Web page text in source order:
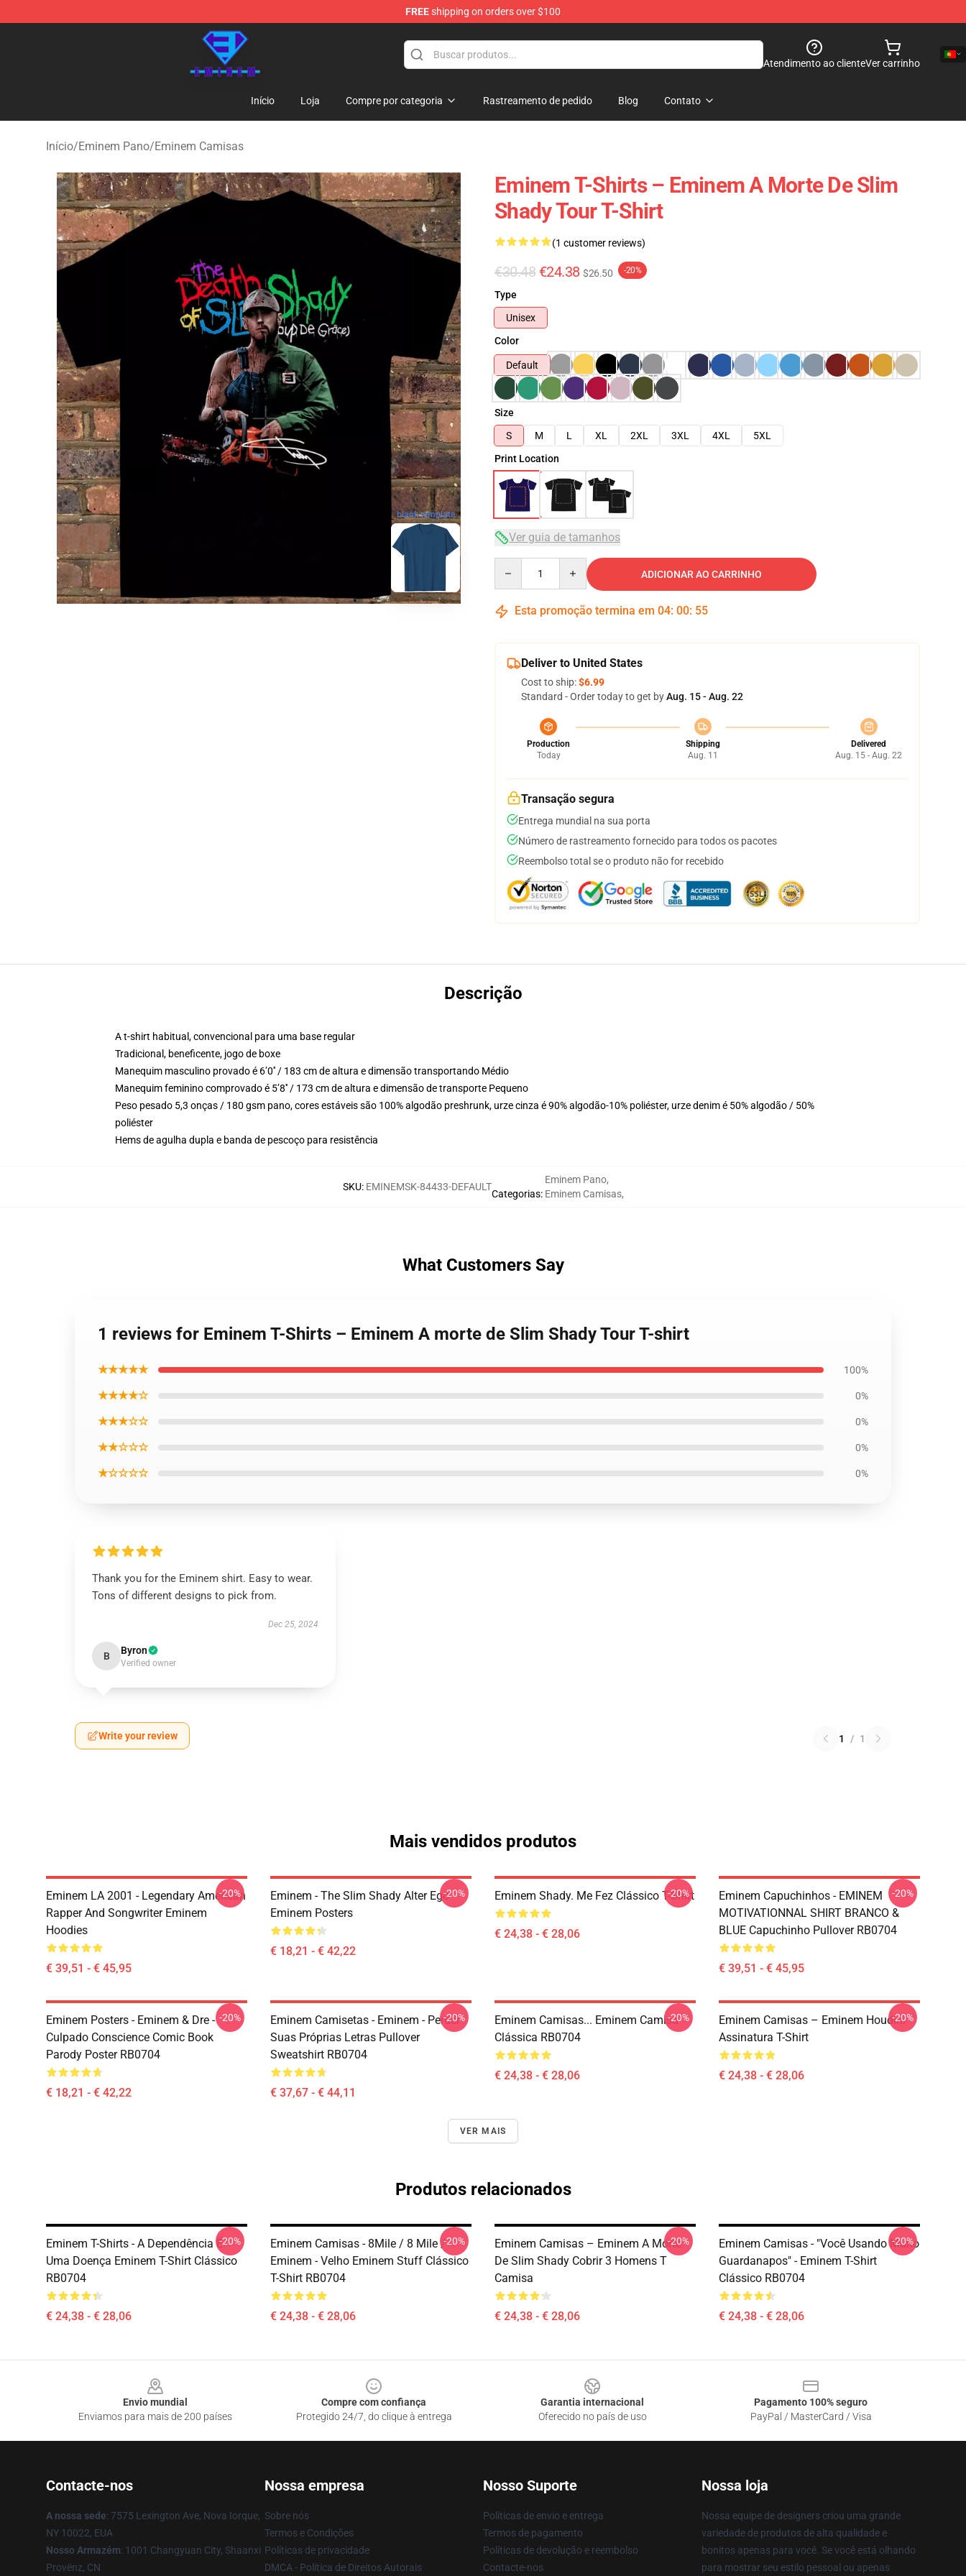
FREEshipping on orders over $100
Eminem Store - Official Eminem Merchandise Shop
Atendimento ao clienteVer carrinho
Início Loja Compre por categoria Rastreamento de pedido Blog Contato
Início/Eminem Pano/Eminem Camisas
blank template
Eminem T-Shirts – Eminem A Morte De Slim
Shady Tour T-Shirt
(1 customer reviews)
€30.48 €24.38 $26.50 -20%
Type
Unisex
Color
Default
Size
S
M L XL 2XL 3XL 4XL
5XL
Print Location
Ver guia de tamanhos
ADICIONAR AO CARRINHO
Esta promoção termina em 04: 00: 54
Deliver to United States
Cost to ship:$6.99
Standard - Order today to get byAug. 15 - Aug. 22
Production
Today
Shipping
Aug. 11
Delivered
Aug. 15 - Aug. 22
Transação segura
Entrega mundial na sua porta
Número de rastreamento fornecido para todos os pacotes
Reembolso total se o produto não for recebido
Descrição
A t-shirt habitual, convencional para uma base regular
Tradicional, beneficente, jogo de boxe
Manequim masculino provado é 6’0′′ / 183 cm de altura e dimensão transportando Médio
Manequim feminino comprovado é 5’8′′ / 173 cm de altura e dimensão de transporte Pequeno
Peso pesado 5,3 onças / 180 gsm pano, cores estáveis são 100% algodão preshrunk, urze cinza é 90% algodão-10% poliéster, urze denim é 50% algodão / 50%
poliéster
Hems de agulha dupla e banda de pescoço para resistência
SKU: EMINEMSK-84433-DEFAULT
Categorias:
Eminem Pano,
Eminem Camisas,
What Customers Say
1 reviews for Eminem T-Shirts – Eminem A morte de Slim Shady Tour T-shirt
★★★★★ 100%
★★★★☆ 0%
★★★☆☆ 0%
★★☆☆☆ 0%
★☆☆☆☆ 0%
Thank you for the Eminem shirt. Easy to wear.
Tons of different designs to pick from.
Dec 25, 2024
B Byron
Verified owner
Write your review 1 / 1
Mais vendidos produtos
Eminem LA 2001 - Legendary American
Rapper And Songwriter Eminem
Hoodies
€ 39,51 - € 45,95
-20%
Eminem - The Slim Shady Alter Ego
Eminem Posters
€ 18,21 - € 42,22
-20% Eminem Shady. Me Fez Clássico T-Shirt
€ 24,38 - € 28,06
-20%
Eminem Capuchinhos - EMINEM
MOTIVATIONNAL SHIRT BRANCO &
BLUE Capuchinho Pullover RB0704
€ 39,51 - € 45,95
-20%
Eminem Posters - Eminem & Dre -
Culpado Conscience Comic Book
Parody Poster RB0704
€ 18,21 - € 42,22
-20%
Eminem Camisetas - Eminem - Perder
Suas Próprias Letras Pullover
Sweatshirt RB0704
€ 37,67 - € 44,11
-20%
Eminem Camisas... Eminem Camisa
Clássica RB0704
€ 24,38 - € 28,06
-20%
Eminem Camisas – Eminem Houdini
Assinatura T-Shirt
€ 24,38 - € 28,06
-20%
VER MAIS
Produtos relacionados
Eminem T-Shirts - A Dependência É
Uma Doença Eminem T-Shirt Clássico
RB0704
€ 24,38 - € 28,06
-20%
Eminem Camisas - 8Mile / 8 Mile /
Eminem - Velho Eminem Stuff Clássico
T-Shirt RB0704
€ 24,38 - € 28,06
-20%
Eminem Camisas – Eminem A Morte
De Slim Shady Cobrir 3 Homens T
Camisa
€ 24,38 - € 28,06
-20%
Eminem Camisas - "Você Usando Muito
Guardanapos" - Eminem T-Shirt
Clássico RB0704
€ 24,38 - € 28,06
-20%
Envio mundial
Enviamos para mais de 200 países
Compre com confiança
Protegido 24/7, do clique à entrega
Garantia internacional
Oferecido no país de uso
Pagamento 100% seguro
PayPal / MasterCard / Visa
Contacte-nos
A nossa sede: 7575 Lexington Ave, Nova Iorque,
NY 10022, EUA
Nosso Armazém: 1001 Changyuan City, Shaanxi
Provënz, CN
Nossa empresa
Sobre nós
Termos e Condições
Políticas de privacidade
DMCA - Política de Direitos Autorais
Nosso Suporte
Políticas de envio e entrega
Termos de pagamento
Políticas de devolução e reembolso
Contacte-nos
Nossa loja
Nossa equipe de designers criou uma grande
variedade de produtos de alta qualidade e
bonitos apenas para você. Se você está olhando
para mostrar seu estilo pessoal ou apenas